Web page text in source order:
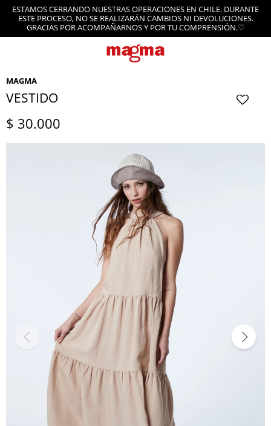
ESTAMOS CERRANDO NUESTRAS OPERACIONES EN CHILE. DURANTE
ESTE PROCESO, NO SE REALIZARÁN CAMBIOS NI DEVOLUCIONES.
GRACIAS POR ACOMPAÑARNOS Y POR TU COMPRENSIÓN.♡
MAGMA
VESTIDO
$ 30.000